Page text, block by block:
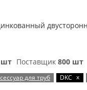
шт Поставщик 800 шт
для труб DKC x